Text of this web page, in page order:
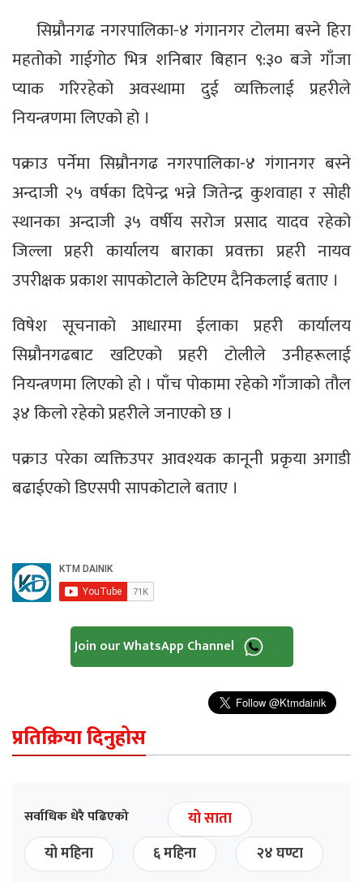
सिम्रौनगढ नगरपालिका-४ गंगानगर टोलमा बस्ने हिरा
महतोको गाईगोठ भित्र शनिबार बिहान ९:३० बजे गाँजा
प्याक गरिरहेको अवस्थामा दुई व्यक्तिलाई प्रहरीले
नियन्त्रणमा लिएको हो ।
पक्राउ पर्नेमा सिम्रौनगढ नगरपालिका-४ गंगानगर बस्ने
अन्दाजी २५ वर्षका दिपेन्द्र भन्ने जितेन्द्र कुशवाहा र सोही
स्थानका अन्दाजी ३५ वर्षीय सरोज प्रसाद यादव रहेको
जिल्ला प्रहरी कार्यालय बाराका प्रवक्ता प्रहरी नायव
उपरीक्षक प्रकाश सापकोटाले केटिएम दैनिकलाई बताए ।
विषेश सूचनाको आधारमा ईलाका प्रहरी कार्यालय
सिम्रौनगढबाट खटिएको प्रहरी टोलीले उनीहरूलाई
नियन्त्रणमा लिएको हो । पाँच पोकामा रहेको गाँजाको तौल
३४ किलो रहेको प्रहरीले जनाएको छ ।
पक्राउ परेका व्यक्तिउपर आवश्यक कानूनी प्रकृया अगाडी
बढाईएको डिएसपी सापकोटाले बताए ।
Join our WhatsApp Channel
प्रतिक्रिया दिनुहोस
सर्वाधिक धेरै पढिएको
यो साता
यो महिना
६ महिना २४ घण्टा